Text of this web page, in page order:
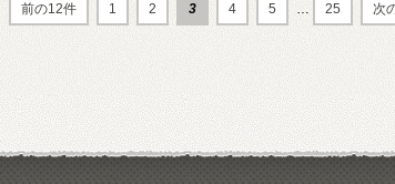
前の12件 1 2 3 4 5 … 25 次